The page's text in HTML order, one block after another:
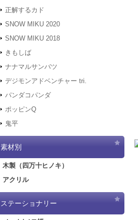
正解するカド
SNOW MIKU 2020
SNOW MIKU 2018
きもしば
ナナマルサンバツ
デジモンアドベンチャー tri.
パンダコパンダ
ポッピンQ
鬼平
素材別
木製（四万十ヒノキ）
アクリル
ステーショナリー